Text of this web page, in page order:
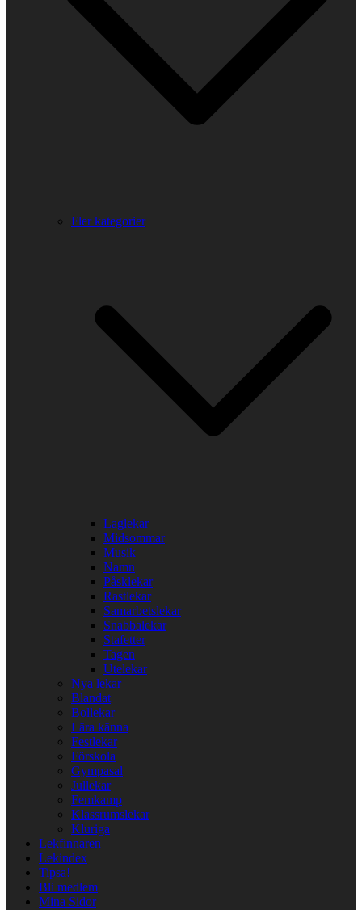
Fler kategorier
Laglekar
Midsommar
Musik
Namn
Påsklekar
Rastlekar
Samarbetslekar
Snabbalekar
Stafetter
Tagen
Utelekar
Nya lekar
Blandat
Bollekar
Lära känna
Festlekar
Förskola
Gympasal
Jullekar
Femkamp
Klassrumslekar
Kluriga
Lekfinnaren
Lekindex
Tipsa!
Bli medlem
Mina Sidor